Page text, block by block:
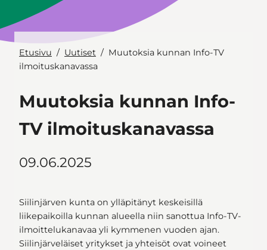
Etusivu Uutiset
Muutoksia kunnan Info-TV
ilmoituskanavassa
Muutoksia kunnan Info-
TV ilmoituskanavassa
09.06.2025
Siilinjärven kunta on ylläpitänyt keskeisillä
liikepaikoilla kunnan alueella niin sanottua Info-TV-
ilmoittelukanavaa yli kymmenen vuoden ajan.
Siilinjärveläiset yritykset ja yhteisöt ovat voineet